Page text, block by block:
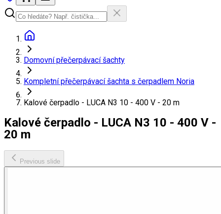
Domovní přečerpávací šachty
Kompletní přečerpávací šachta s čerpadlem Noria
Kalové čerpadlo - LUCA N3 10 - 400 V - 20 m
Kalové čerpadlo - LUCA N3 10 - 400 V -
20 m
Previous slide